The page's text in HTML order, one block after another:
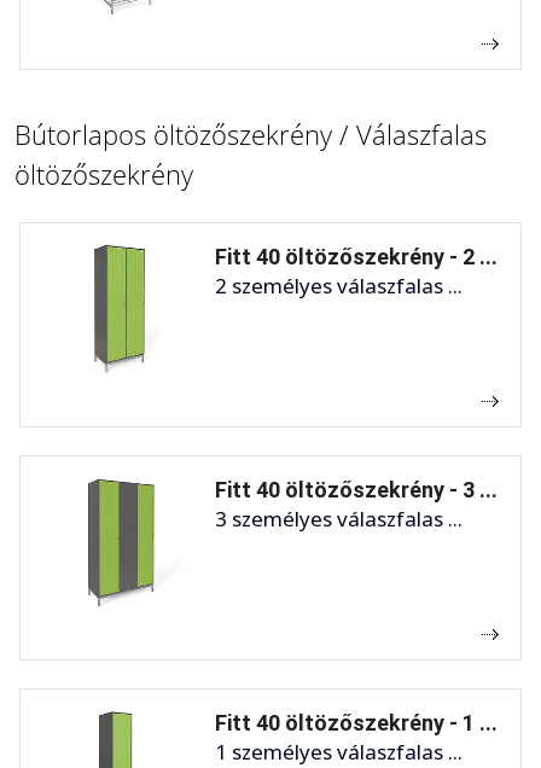
Bútorlapos öltözőszekrény / Válaszfalas
öltözőszekrény
Fitt 40 öltözőszekrény - 2 ...
2 személyes válaszfalas ...
Fitt 40 öltözőszekrény - 3 ...
3 személyes válaszfalas ...
Fitt 40 öltözőszekrény - 1 ...
1 személyes válaszfalas ...